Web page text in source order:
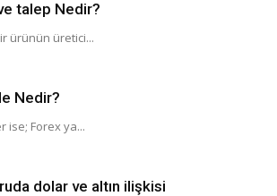
talep Nedir?
ürünün üretici...
Nedir?
ise; Forex ya...
dolar ve altın ilişkisi